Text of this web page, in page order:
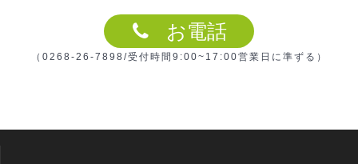
オリジナルタイ
トルメニュー
一式3,300円 (通常版は簡易的な
タイトルメニューです)
クリア 1
ブラック 1
ホワイト 1
お電話
（0268-26-7898/受付時間9:00~17:00営業日に準ずる）